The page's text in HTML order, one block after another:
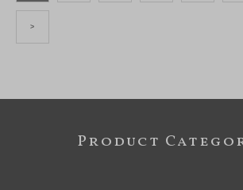
>
Product